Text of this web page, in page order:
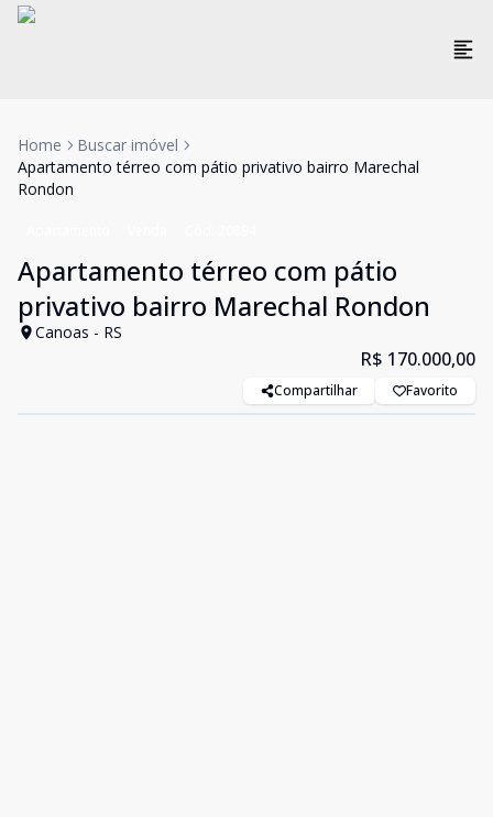
Home
Buscar imóvel
Apartamento térreo com pátio privativo bairro Marechal
Rondon
Apartamento térreo com pátio
privativo bairro Marechal Rondon
Canoas - RS
R$ 170.000,00
Compartilhar Favorito